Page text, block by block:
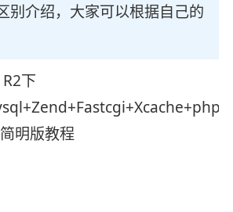
别介绍，大家可以根据自己的
下
明版教程